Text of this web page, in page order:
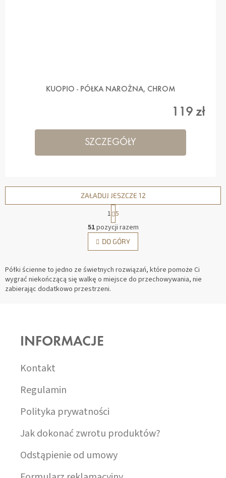
KUOPIO - PÓŁKA NAROŻNA, CHROM
119 zł
SZCZEGÓŁY
K
O
N
T
O
L
ZAŁADUJ JESZCZE 12
P
N
A
1 5
51pozycji razem
DO GÓRY
Półki ścienne to jedno ze świetnych rozwiązań, które pomoże Ci
wygrać niekończącą się walkę o miejsce do przechowywania, nie
zabierając dodatkowo przestrzeni.
INFORMACJE
Kontakt
Regulamin
Polityka prywatności
Jak dokonać zwrotu produktów?
Odstąpienie od umowy